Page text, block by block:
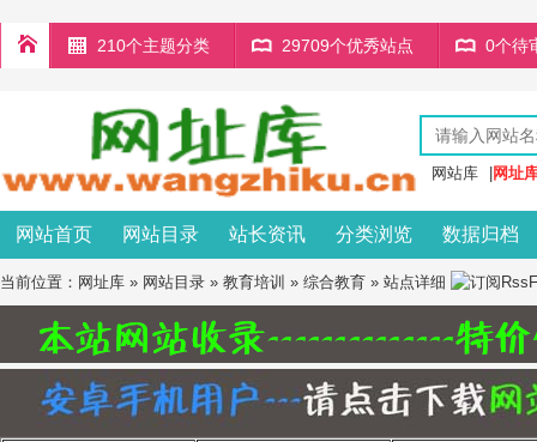
210个主题分类 29709个优秀站点 0个待
网站库 网址
网站首页 网站目录 站长资讯 分类浏览 数据归档
当前位置： 网址库 » 网站目录 » 教育培训 » 综合教育 » 站点详细